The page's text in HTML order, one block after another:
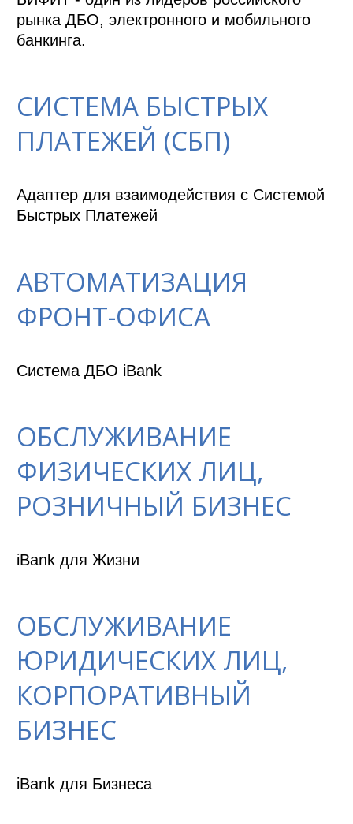
рынка ДБО, электронного и мобильного
банкинга.
СИСТЕМА БЫСТРЫХ
ПЛАТЕЖЕЙ (СБП)
Адаптер для взаимодействия с Системой
Быстрых Платежей
АВТОМАТИЗАЦИЯ
ФРОНТ-ОФИСА
Система ДБО iBank
ОБСЛУЖИВАНИЕ
ФИЗИЧЕСКИХ ЛИЦ,
РОЗНИЧНЫЙ БИЗНЕС
iBank для Жизни
ОБСЛУЖИВАНИЕ
ЮРИДИЧЕСКИХ ЛИЦ,
КОРПОРАТИВНЫЙ
БИЗНЕС
iBank для Бизнеса